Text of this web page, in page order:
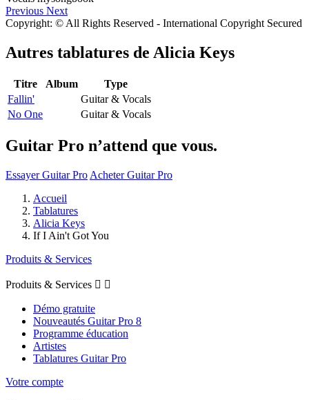
Previous Next
Copyright: © All Rights Reserved - International Copyright Secured
Autres tablatures de Alicia Keys
Titre Album
Type
Fallin'
Guitar & Vocals
No One
Guitar & Vocals
Guitar Pro n’attend que vous.
Essayer Guitar Pro Acheter Guitar Pro
Accueil
Tablatures
Alicia Keys
If I Ain't Got You
Produits & Services
Produits & Services  
Démo gratuite
Nouveautés Guitar Pro 8
Programme éducation
Artistes
Tablatures Guitar Pro
Votre compte